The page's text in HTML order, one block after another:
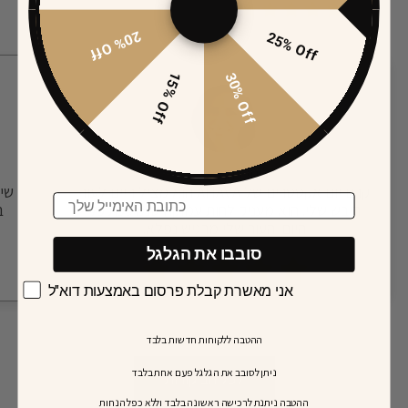
יותר מ-7,000 ביקורות חיוביות
לינוי כהן
קרם יום אקסטרים של AHAVA הוא מציל חיים לעור
היבש שלי. הוא מעניק לחות עמוקה שנמשכת כל
לכל הביקורות
25% Off
30% Off
15% Off
20% Off
Email
סובבו את הגלגל
אני מאשרת קבלת פרסום באמצעות דוא"ל
ההטבה ללקוחות חדשות בלבד
ניתן לסובב את הגלגל פעם אחת בלבד
​ההטבה ניתנת לרכישה ראשונה בלבד וללא כפל הנחות